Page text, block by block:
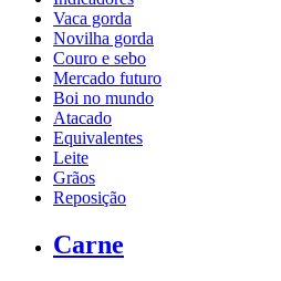
Vaca gorda
Novilha gorda
Couro e sebo
Mercado futuro
Boi no mundo
Atacado
Equivalentes
Leite
Grãos
Reposição
Carne